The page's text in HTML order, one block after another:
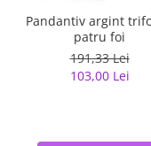
Pandantiv argint
patru foi
191,33 Lei
103,00 Lei